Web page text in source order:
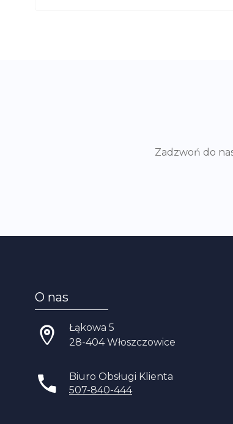
Zadzwoń do
O nas
Łąkowa 5
28-404 Włoszczowice
Biuro Obsługi Klienta
507-840-444